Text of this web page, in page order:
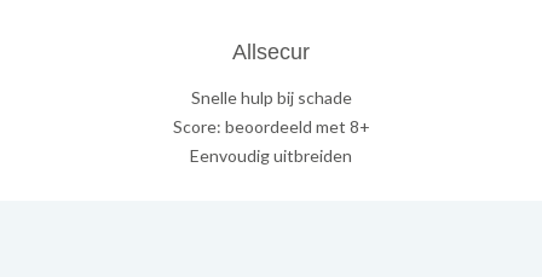
Allsecur
Snelle hulp bij schade
Score: beoordeeld met 8+
Eenvoudig uitbreiden